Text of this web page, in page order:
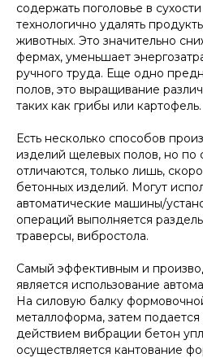
содержать поголовье в
технологично удалять
животных. Это значительно
фермах, уменьшает
ручного труда. Еще одно
полов, это выращивание
таких как грибы или картофель.
Есть несколько способов
изделий щелевых полов, но по
отличаются, только лишь,
бетонных изделий. Могут
автоматические машины/
операций выполняется
траверсы, вибростола.
Самый эффективным и
является использование
На силовую балку
металлоформа, затем
действием вибрации бетон
осуществляется кантование